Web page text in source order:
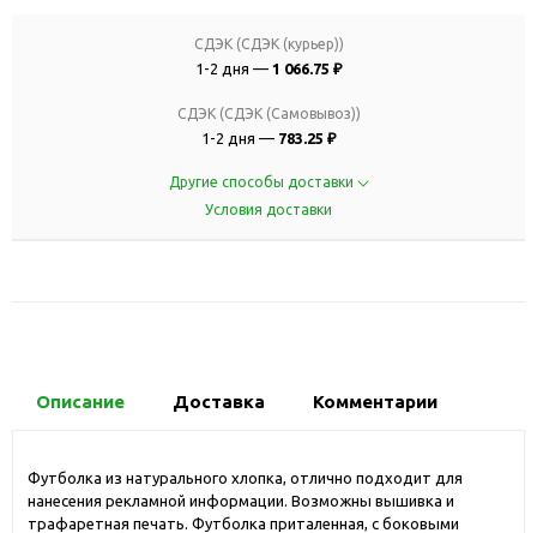
СДЭК (СДЭК (курьер))
1-2 дня — 1 066.75 ₽
СДЭК (СДЭК (Самовывоз))
1-2 дня — 783.25 ₽
Другие способы доставки
Условия доставки
Описание Доставка Комментарии
Футболка из натурального хлопка, отлично подходит для
нанесения рекламной информации. Возможны вышивка и
трафаретная печать. Футболка приталенная, с боковыми